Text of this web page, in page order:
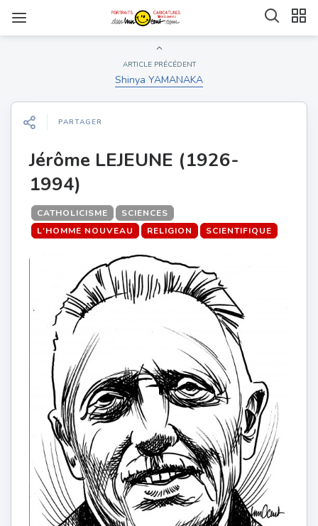
ARTICLE PRÉCÉDENT
Shinya YAMANAKA
PARTAGER
Jérôme LEJEUNE (1926-
1994)
CATHOLICISME
SCIENCES
L'HOMME NOUVEAU
RELIGION SCIENTIFIQUE